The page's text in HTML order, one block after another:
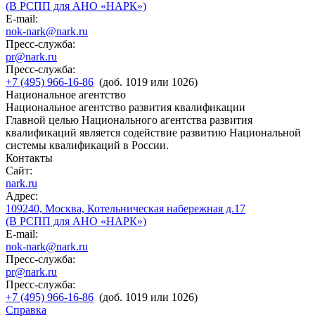
(В РСПП для АНО «НАРК»)
E-mail:
nok-nark@nark.ru
Пресс-служба:
pr@nark.ru
Пресс-служба:
+7 (495) 966-16-86 (доб. 1019 или 1026)
Национальное агентство
Национальное агентство развития квалификации
Главной целью Национального агентства развития
квалификаций является содействие развитию Национальной
системы квалификаций в России.
Контакты
Сайт:
nark.ru
Адрес:
109240, Москва, Котельническая набережная д.17
(В РСПП для АНО «НАРК»)
E-mail:
nok-nark@nark.ru
Пресс-служба:
pr@nark.ru
Пресс-служба:
+7 (495) 966-16-86 (доб. 1019 или 1026)
Справка